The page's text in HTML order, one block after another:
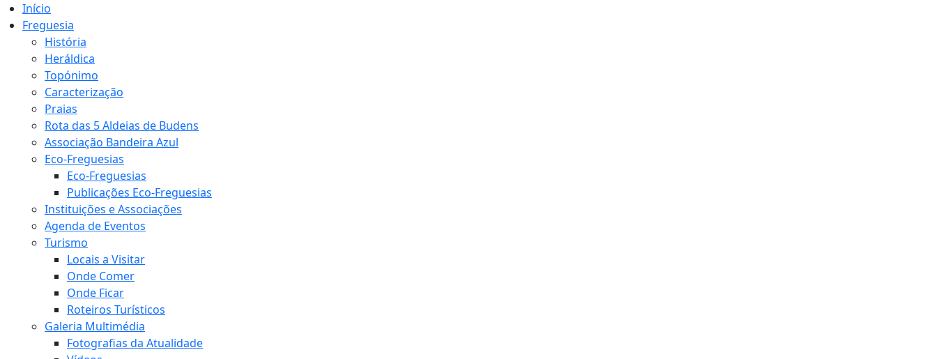
Início
Freguesia
História
Heráldica
Topónimo
Caracterização
Praias
Rota das 5 Aldeias de Budens
Associação Bandeira Azul
Eco-Freguesias
Eco-Freguesias
Publicações Eco-Freguesias
Instituições e Associações
Agenda de Eventos
Turismo
Locais a Visitar
Onde Comer
Onde Ficar
Roteiros Turísticos
Galeria Multimédia
Fotografias da Atualidade